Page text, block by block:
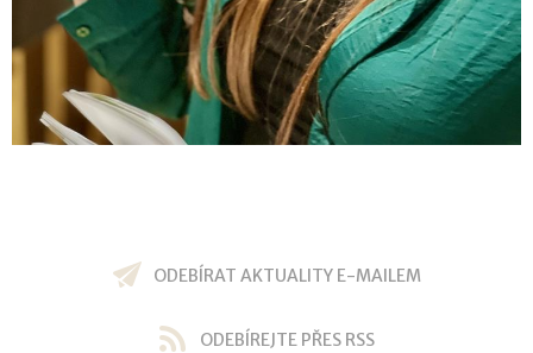
ODEBÍRAT AKTUALITY E-MAILEM
ODEBÍREJTE PŘES RSS